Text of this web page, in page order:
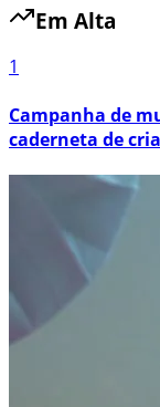
Em Alta
1
Campanha de
caderneta de